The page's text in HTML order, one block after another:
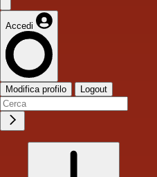
Accedi
Modifica profilo Logout